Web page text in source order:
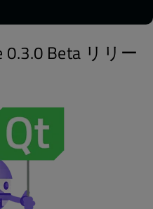
0.3.0 Beta リリー